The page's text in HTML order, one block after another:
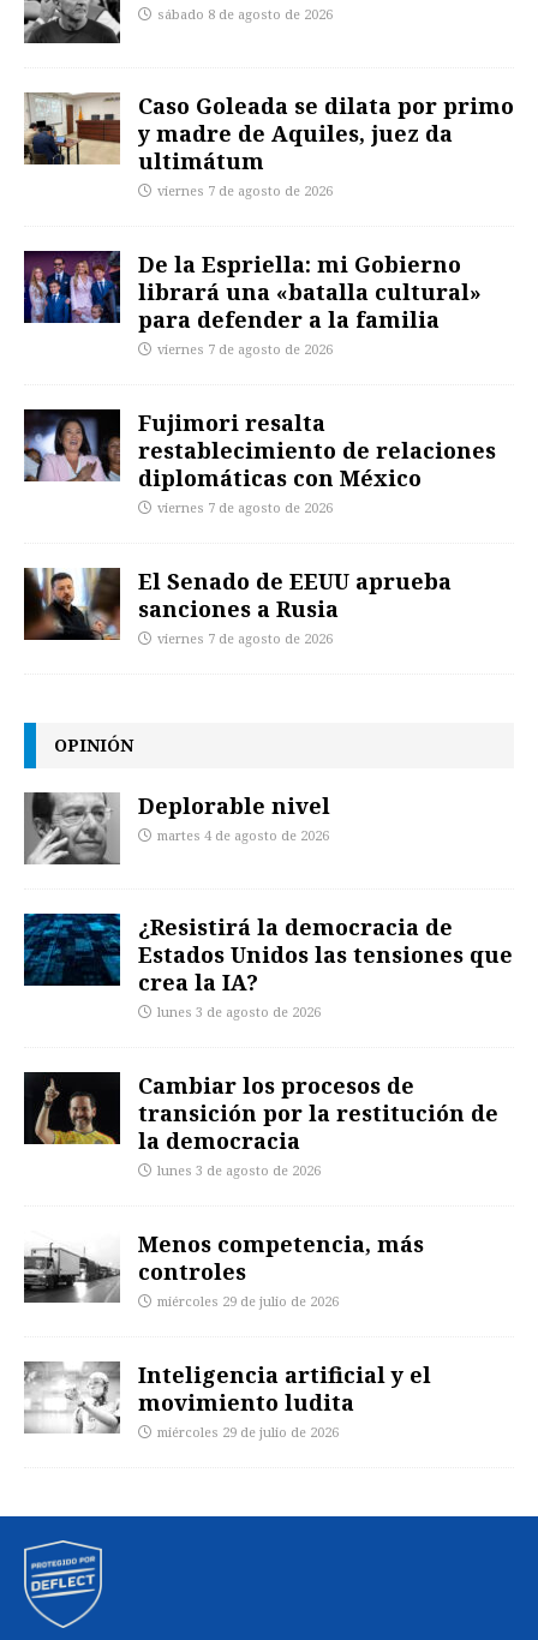
sábado 8 de agosto de 2026
Caso Goleada se dilata por primo
y madre de Aquiles, juez da
ultimátum
viernes 7 de agosto de 2026
De la Espriella: mi Gobierno
librará una «batalla cultural»
para defender a la familia
viernes 7 de agosto de 2026
Fujimori resalta
restablecimiento de relaciones
diplomáticas con México
viernes 7 de agosto de 2026
El Senado de EEUU aprueba
sanciones a Rusia
viernes 7 de agosto de 2026
OPINIÓN
Deplorable nivel
martes 4 de agosto de 2026
¿Resistirá la democracia de
Estados Unidos las tensiones que
crea la IA?
lunes 3 de agosto de 2026
Cambiar los procesos de
transición por la restitución de
la democracia
lunes 3 de agosto de 2026
Menos competencia, más
controles
miércoles 29 de julio de 2026
Inteligencia artificial y el
movimiento ludita
miércoles 29 de julio de 2026